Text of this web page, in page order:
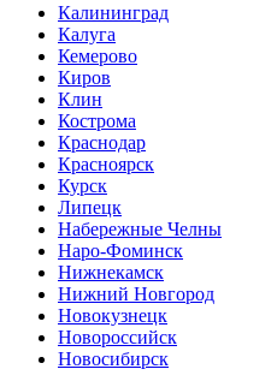
Калининград
Калуга
Кемерово
Киров
Клин
Кострома
Краснодар
Красноярск
Курск
Липецк
Набережные Челны
Наро-Фоминск
Нижнекамск
Нижний Новгород
Новокузнецк
Новороссийск
Новосибирск